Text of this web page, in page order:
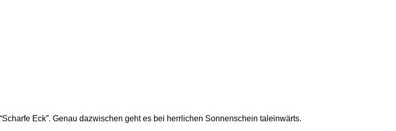
Eck”. Genau dazwischen geht es bei herrlichen Sonnenschein taleinwärts.